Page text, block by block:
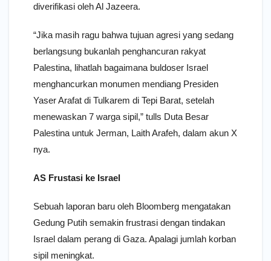
diverifikasi oleh Al Jazeera.
“Jika masih ragu bahwa tujuan agresi yang sedang
berlangsung bukanlah penghancuran rakyat
Palestina, lihatlah bagaimana buldoser Israel
menghancurkan monumen mendiang Presiden
Yaser Arafat di Tulkarem di Tepi Barat, setelah
menewaskan 7 warga sipil,” tulls Duta Besar
Palestina untuk Jerman, Laith Arafeh, dalam akun X
nya.
AS Frustasi ke Israel
Sebuah laporan baru oleh Bloomberg mengatakan
Gedung Putih semakin frustrasi dengan tindakan
Israel dalam perang di Gaza. Apalagi jumlah korban
sipil meningkat.